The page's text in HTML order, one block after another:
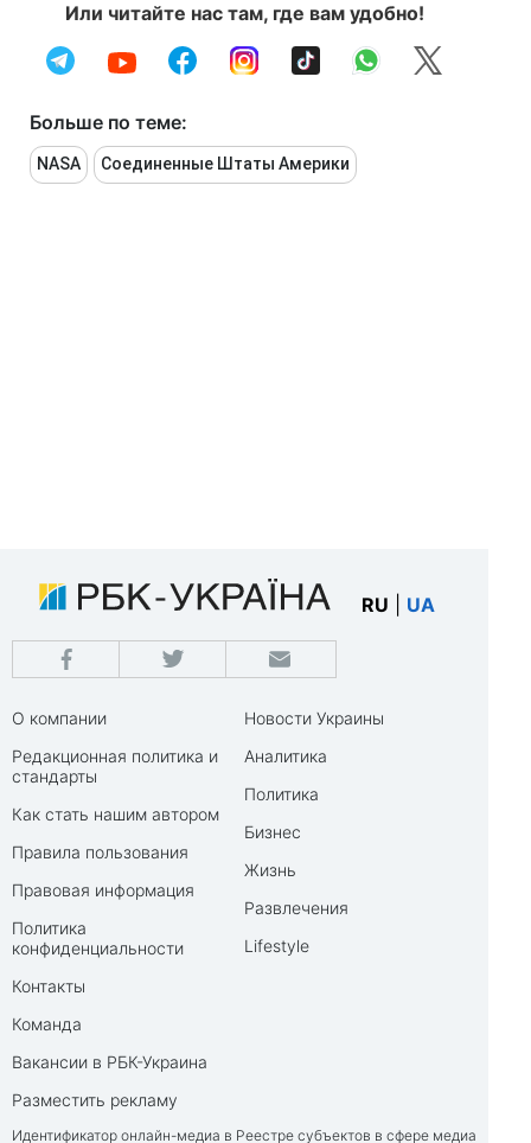
Или читайте нас там, где вам удобно!
Больше по теме:
NASA Соединенные Штаты Америки
RU UA
О компании
Редакционная политика и
стандарты
Как стать нашим автором
Правила пользования
Правовая информация
Политика
конфиденциальности
Контакты
Команда
Вакансии в РБК-Украина
Разместить рекламу
Новости Украины
Аналитика
Политика
Бизнес
Жизнь
Развлечения
Lifestyle
Идентификатор онлайн-медиа в Реестре субъектов в сфере медиа